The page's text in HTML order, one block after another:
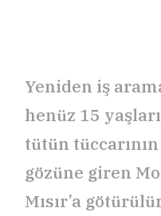
Yeniden iş
henüz 15
tütün
gözüne giren
Mısır’a